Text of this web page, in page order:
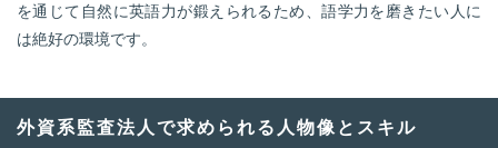
を通じて自然に英語力が鍛えられるため、語学力を磨きたい人に
は絶好の環境です。
外資系監査法人で求められる人物像とスキル